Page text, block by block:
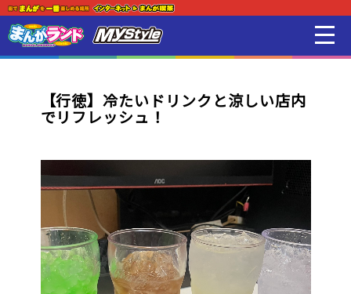
スマホアプリ紹介
オンラインゲーム
映画 / アニメ / 電子書籍
新着・オススメ情報
【行徳】冷たいドリンクと涼しい店内
でリフレッシュ！